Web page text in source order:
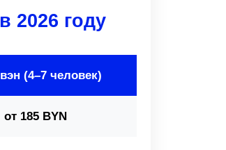
2026 году
(4–7 человек)
от 185 BYN